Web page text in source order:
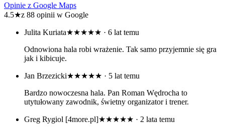
Opinie z Google Maps
4.5★z 88 opinii w Google
Julita Kuriata★★★★★ · 6 lat temu
Odnowiona hala robi wrażenie. Tak samo przyjemnie się gra
jak i kibicuje.
Jan Brzezicki★★★★★ · 5 lat temu
Bardzo nowoczesna hala. Pan Roman Wędrocha to
utytułowany zawodnik, świetny organizator i trener.
Greg Rygiol [4more.pl]★★★★★ · 2 lata temu